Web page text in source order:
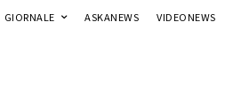
GIORNALE ASKANEWS VIDEONEWS